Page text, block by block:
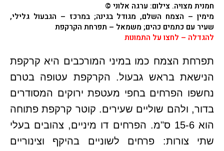
חמנית מצויה. צילום: ערגה אלוני ©
מימין – הצמח השלם, מגודל בגינה; במרכז – הגבעול גלילי,
שעיר עם כתמים כהים; משמאל – תפרחת הקרקפת
להגדלה – לחצו על התמונות
תפרחת הצמח כמו במיני המורכבים היא קרקפת
הנישאת בראש גבעול. הקרקפת עטופה בטרם
נחשפו הפרחים בחפי מעטפת ירוקים המסודרים
בדור, ולהם שוליים שעירים. קוטר קרקפת פתוחה
הוא 15-6 ס"מ. הפרחים דו מיניים, צהובים בעלי
שתי צורות: פרחים לשוניים בהיקף וצינוריים